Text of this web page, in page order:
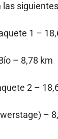
1 –
– 8,78 km
2 –
–